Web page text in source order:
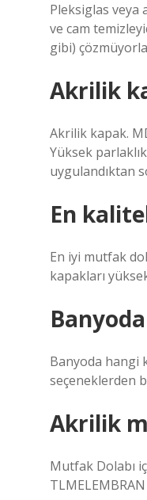
Pleksiglas veya
ve cam
gibi)
Akrilik
Akrilik kapak.
Yüksek
uygulandıktan
En
En iyi mutfak
kapakları
Banyoda hangi
seçeneklerden
Akrilik
Mutfak Dolabı